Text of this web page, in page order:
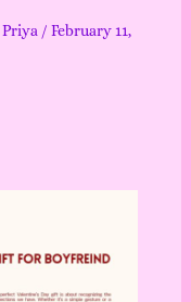
Priya / February 11,